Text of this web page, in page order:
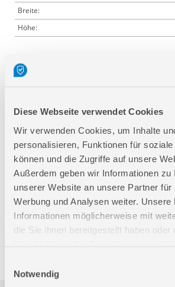
Diese Webseite verwendet Cookies
Wir verwenden Cookies, um Inhalte
personalisieren, Funktionen für
können und die Zugriffe auf unsere
Außerdem geben wir Informationen zu
unserer Website an unsere Partner für
Werbung und Analysen weiter.
Informationen möglicherweise mit
die Sie ihnen bereitgestellt haben oder
Notwendig
Breite:
Höhe:
Verpackungsmaße
Breite
Höhe
Nettogewicht:
Bruttogewicht:
GTIN: